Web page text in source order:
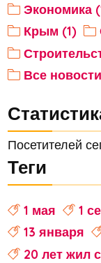
Экономика
Крым (1)
Все
Посетителей
Теги
1 мая 1
13 января
20 лет жил